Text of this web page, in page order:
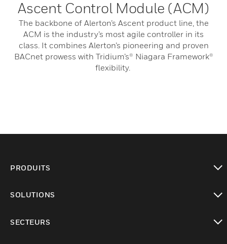
Ascent Control Module (ACM)
The backbone of Alerton’s Ascent product line, the
ACM is the industry’s most agile controller in its
class. It combines Alerton’s pioneering and proven
BACnet prowess with Tridium’s® Niagara Framework®
flexibility.
PRODUITS
SOLUTIONS
SECTEURS